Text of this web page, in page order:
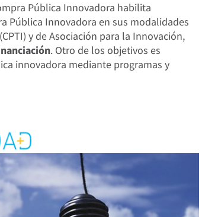
Pública Innovadora habilita
Pública Innovadora en sus modalidades
y de Asociación para la Innovación,
. Otro de los objetivos es
innovadora mediante programas y